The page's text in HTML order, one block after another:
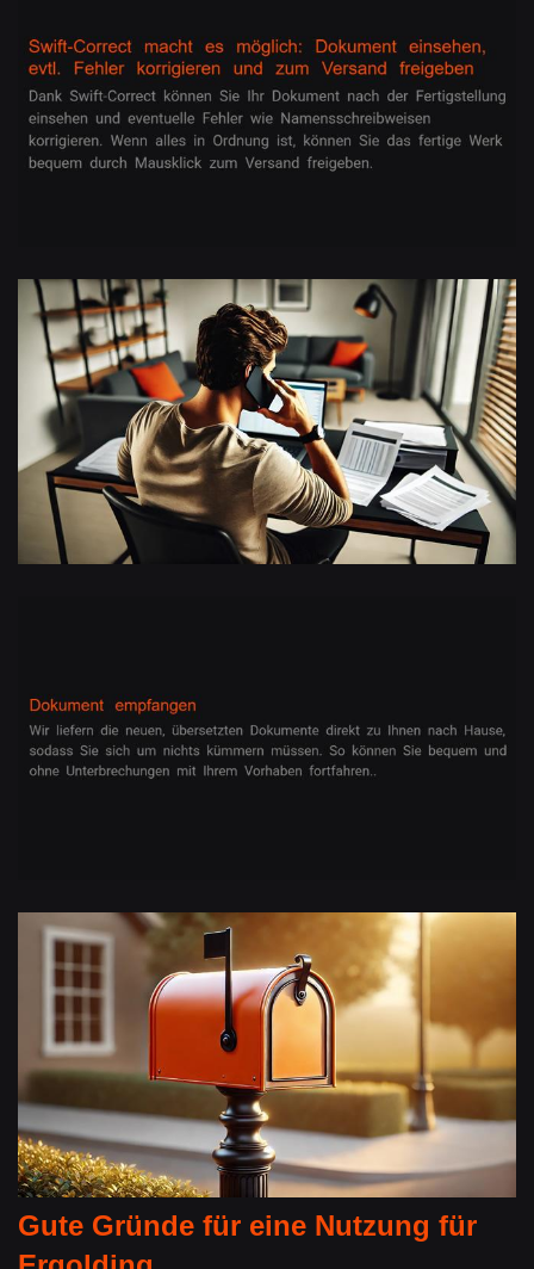
Gute Gründe für eine Nutzung für